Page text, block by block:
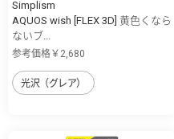
Simplism
AQUOS wish [FLEX 3D] 黄色くなら
ないブ...
参考価格￥2,680
光沢（グレア）